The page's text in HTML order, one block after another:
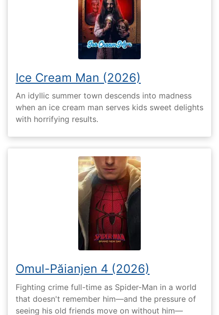
Ice Cream Man (2026)
An idyllic summer town descends into madness
when an ice cream man serves kids sweet delights
with horrifying results.
Omul-Păianjen 4 (2026)
Fighting crime full-time as Spider-Man in a world
that doesn't remember him—and the pressure of
seeing his old friends move on without him—